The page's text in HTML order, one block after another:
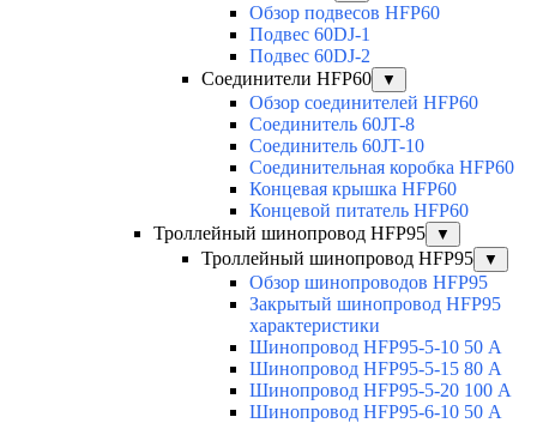
Обзор подвесов HFP60
Подвес 60DJ-1
Подвес 60DJ-2
Соединители HFP60
▼
Обзор соединителей HFP60
Соединитель 60JT-8
Соединитель 60JT-10
Соединительная коробка HFP60
Концевая крышка HFP60
Концевой питатель HFP60
Троллейный шинопровод HFP95
▼
Троллейный шинопровод HFP95 ▼
Обзор шинопроводов HFP95
Закрытый шинопровод HFP95
характеристики
Шинопровод HFP95-5-10 50 А
Шинопровод HFP95-5-15 80 А
Шинопровод HFP95-5-20 100 А
Шинопровод HFP95-6-10 50 А